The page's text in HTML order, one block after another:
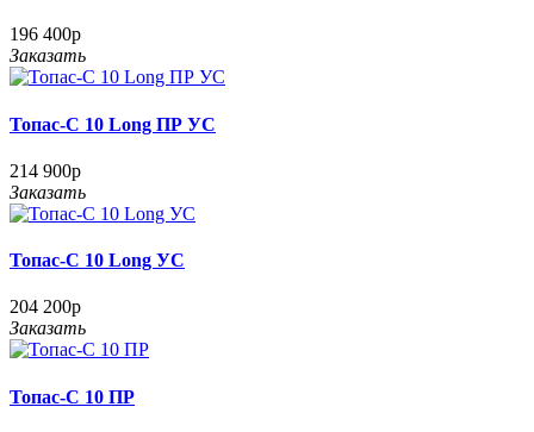
196 400р
Заказать
Топас-С 10 Long ПР УС
214 900р
Заказать
Топас-С 10 Long УС
204 200р
Заказать
Топас-С 10 ПР